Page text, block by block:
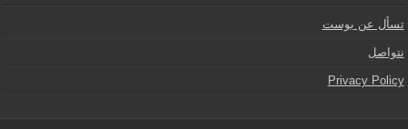
تسأل عن بوست
نتواصل
Privacy Policy